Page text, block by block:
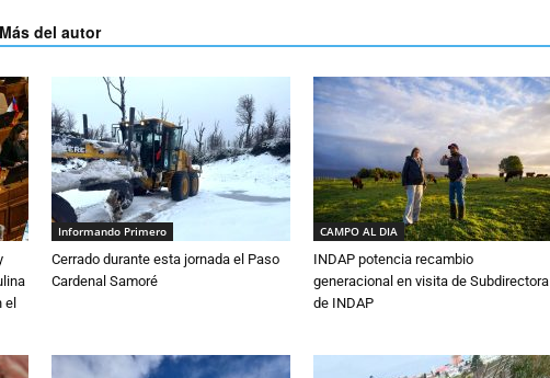
Más del autor
el
Informando Primero
Cerrado durante esta jornada el Paso
Cardenal Samoré
CAMPO AL DIA
INDAP potencia recambio
generacional en visita de Subdirectora
de INDAP